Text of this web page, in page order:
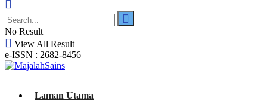
No Result
View All Result
e-ISSN : 2682-8456
Laman Utama